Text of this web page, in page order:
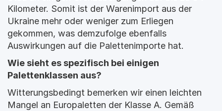
Kilometer. Somit ist der Warenimport aus der
Ukraine mehr oder weniger zum Erliegen
gekommen, was demzufolge ebenfalls
Auswirkungen auf die Palettenimporte hat.
Wie sieht es spezifisch bei einigen
Palettenklassen aus?
Witterungsbedingt bemerken wir einen leichten
Mangel an Europaletten der Klasse A. Gemäß